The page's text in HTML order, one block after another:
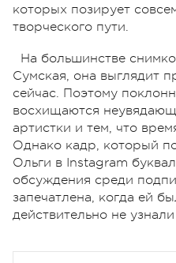
которых позирует
творческого пути.
На большинстве
Сумская, она выглядит
сейчас. Поэтому
восхищаются
артистки и тем, что
Однако кадр, который
Ольги в Instagram
обсуждения среди
запечатлена, когда ей
действительно не